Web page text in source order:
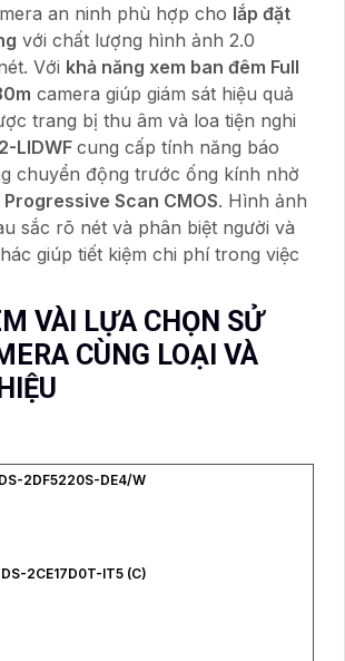
an ninh phù hợp cho lắp đặt
với chất lượng hình ảnh 2.0
Với khả năng xem ban đêm Full
camera giúp giám sát hiệu quả
trang bị thu âm và loa tiện nghi
LIDWFcung cấp tính năng báo
chuyển động trước ống kính nhờ
Scan CMOS. Hình ảnh
sắc rõ nét và phân biệt người và
giúp tiết kiệm chi phí trong việc
VÀI LỰA CHỌN SỬ
CÙNG LOẠI VÀ
2DF5220S-DE4/W
2CE17D0T-IT5 (C)